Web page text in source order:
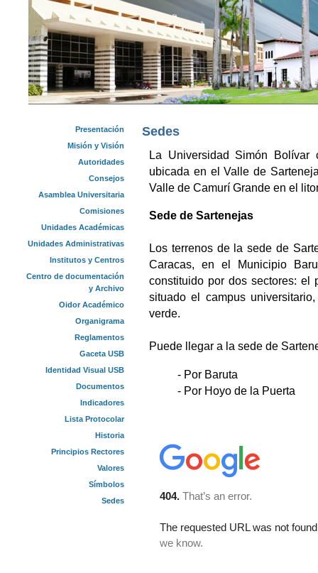
Sedes
La Universidad Simón
ubicada en el Valle de
Valle de Camurí Grande en el
Sede de Sartenejas
Los terrenos de la sede de
Caracas, en el Municipio
constituido por dos sectores: el
situado el campus
verde.
Puede llegar a la sede de
- Por Baruta
- Por Hoyo de la Puerta
Presentación
Misión y Visión
Autoridades
Consejos
Asamblea Universitaria
Comisiones
Unidades Académicas
Unidades Administrativas
Institutos y Centros
Centro de documentación
y Archivo
Oidor Académico
Organigrama
Reglamentos
Gaceta USB
Identidad Visual USB
Documentos
Indicadores
Lista Protocolar
Historia
Principios Rectores
Valores
Símbolos
Sedes